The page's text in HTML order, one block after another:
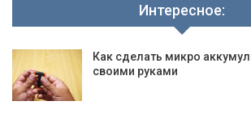
Интересное:
Как сделать микро
своими руками